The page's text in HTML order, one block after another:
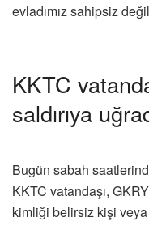
evladımız sahipsiz
KKTC
saldırıya
Bugün sabah
KKTC vatandaşı,
kimliği belirsiz kişi veya